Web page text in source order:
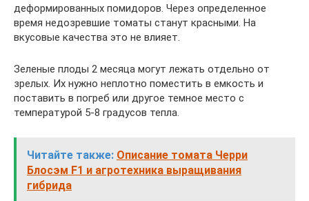
деформированных помидоров. Через определенное
время недозревшие томаты станут красными. На
вкусовые качества это не влияет.
Зеленые плоды 2 месяца могут лежать отдельно от
зрелых. Их нужно неплотно поместить в емкость и
поставить в погреб или другое темное место с
температурой 5-8 градусов тепла.
Читайте также: Описание томата Черри
Блосэм F1 и агротехника выращивания
гибрида